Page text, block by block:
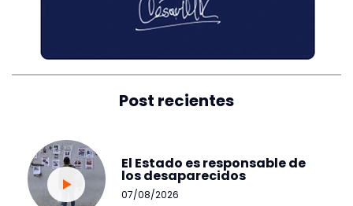
Post recientes
El Estado es responsable de
los desaparecidos
07/08/2026